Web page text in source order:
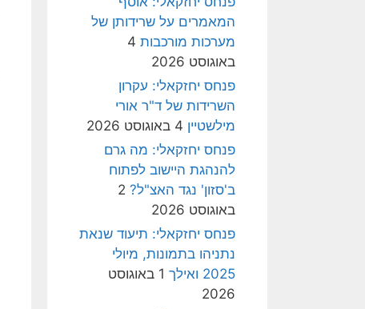
המאמרים על שרידותן של
מערכות מורכבות 4
באוגוסט 2026
פנחס יחזקאלי: עקרון
השרידות של ד"ר אורי
מילשטיין 4 באוגוסט 2026
פנחס יחזקאלי: מה גרם
להנהגת היישוב לפתוח
ב'סזון' נגד האצ"ל? 2
באוגוסט 2026
פנחס יחזקאלי: תיעוד שנאת
נתניהו בתמונות, מיולי
2025 ואילך
1 באוגוסט
2026